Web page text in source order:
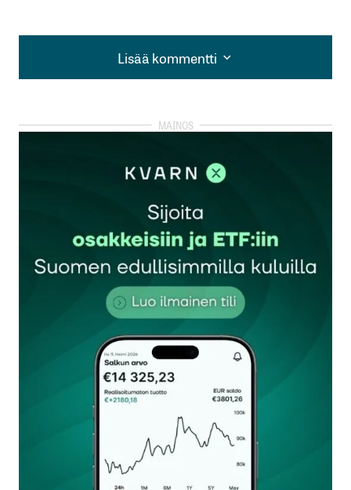
Lisää kommentti
Lisää kommentti
kirjautua
rekisteröityä
Sähköpostiosoitettasi ei julkaista.Pakolliset
kentät on merkitty*
Kommentti*
Nimesi tai nimimerkkisi